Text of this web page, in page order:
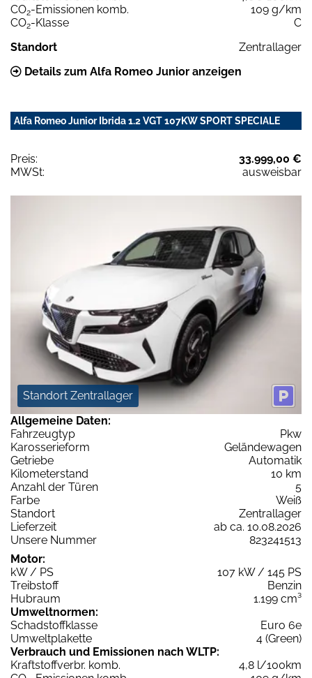
CO2-Emissionen komb.
109 g/km
CO2-Klasse
C
Standort
Zentrallager
Details zum Alfa Romeo Junior anzeigen
Alfa Romeo Junior Ibrida 1.2 VGT 107KW SPORT SPECIALE
Preis:
33.999,00 €
MWSt:
ausweisbar
Standort Zentrallager
Allgemeine Daten:
Fahrzeugtyp
Pkw
Karosserieform
Geländewagen
Getriebe
Automatik
Kilometerstand
10 km
Anzahl der Türen
5
Farbe
Weiß
Standort
Zentrallager
Lieferzeit
ab ca. 10.08.2026
Unsere Nummer
823241513
Motor:
kW / PS
107 kW / 145 PS
Treibstoff
Benzin
Hubraum
1.199 cm³
Umweltnormen:
Schadstoffklasse
Euro 6e
Umweltplakette
4 (Green)
Verbrauch und Emissionen nach WLTP:
Kraftstoffverbr. komb.
4,8 l/100km